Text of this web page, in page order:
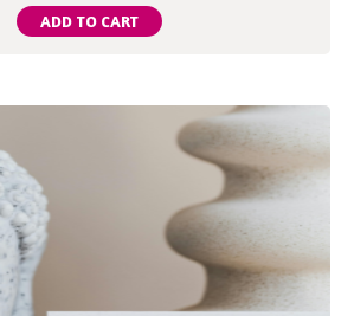
ADD TO CART